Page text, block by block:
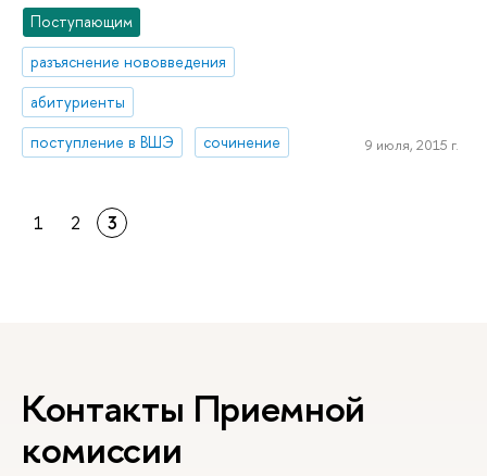
Поступающим
разъяснение нововведения
абитуриенты
поступление в ВШЭ
сочинение 9 июля, 2015 г.
1 2 3
Контакты Приемной
комиссии